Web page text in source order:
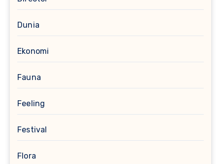
Dunia
Ekonomi
Fauna
Feeling
Festival
Flora